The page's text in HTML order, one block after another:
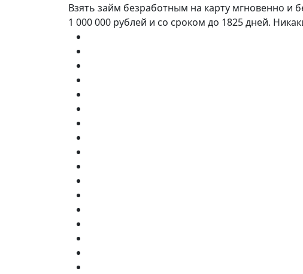
Взять займ безработным на карту мгновенно и
1 000 000 рублей и со сроком до 1825 дней.